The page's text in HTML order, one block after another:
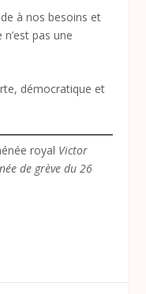
à nos besoins et
pas une
démocratique et
royal Victor
de grève du 26